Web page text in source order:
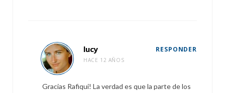
lucy
HACE 12 AÑOS
RESPONDER
Gracias Rafiqui! La verdad es que la parte de los